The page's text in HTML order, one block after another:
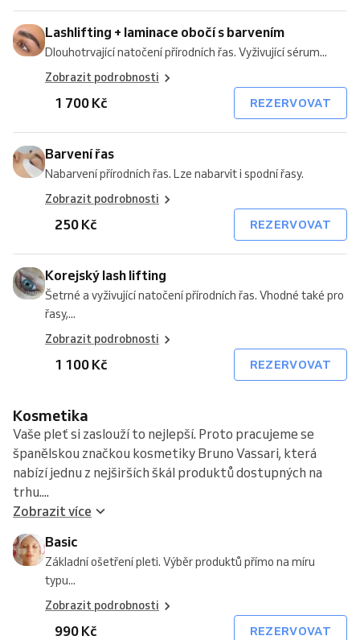
Lashlifting + laminace obočí s barvením
Dlouhotrvající natočení přírodních řas. Vyživující sérum...
Zobrazit podrobnosti
1 700 Kč REZERVOVAT
Barvení řas
Nabarvení přírodních řas. Lze nabarvit i spodní řasy.
Zobrazit podrobnosti
250 Kč REZERVOVAT
Korejský lash lifting
Šetrné a vyživující natočení přírodních řas. Vhodné také pro
řasy,...
Zobrazit podrobnosti
1 100 Kč REZERVOVAT
Kosmetika
Vaše pleť si zaslouží to nejlepší. Proto pracujeme se
španělskou značkou kosmetiky Bruno Vassari, která
nabízí jednu z nejširších škál produktů dostupných na
trhu....
Zobrazit více
Basic
Základní ošetření pleti. Výběr produktů přímo na míru
typu...
Zobrazit podrobnosti
990 Kč REZERVOVAT